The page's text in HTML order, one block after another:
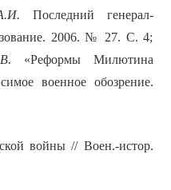
Последний генерал-
2006. № 27. С. 4;
«Реформы Милютина
военное обозрение.
войны // Воен.-истор.